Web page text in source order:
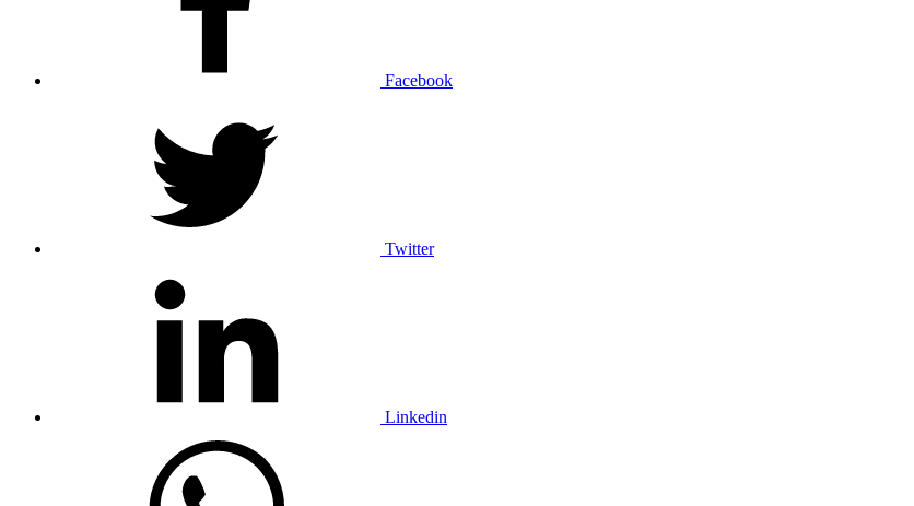
Facebook
Twitter
Linkedin